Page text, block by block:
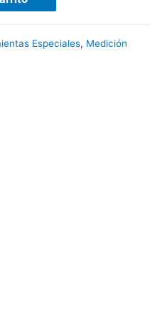
Especiales, Medición